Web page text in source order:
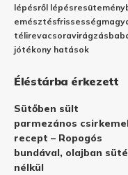
lépésről lépésresütemény
emésztésfrissesség
télirevacsoravirágzás
jótékony hatások
Éléstárba érkezett
Sütőben sült
parmezános
recept – Ropogós
bundával, olajban
nélkül